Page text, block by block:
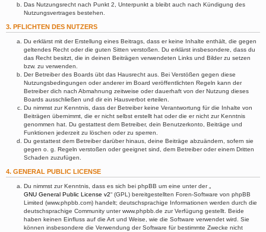
Das Nutzungsrecht nach Punkt 2, Unterpunkt a bleibt auch nach Kündigung des
Nutzungsvertrages bestehen.
3. PFLICHTEN DES NUTZERS
Du erklärst mit der Erstellung eines Beitrags, dass er keine Inhalte enthält, die gegen
geltendes Recht oder die guten Sitten verstoßen. Du erklärst insbesondere, dass du
das Recht besitzt, die in deinen Beiträgen verwendeten Links und Bilder zu setzen
bzw. zu verwenden.
Der Betreiber des Boards übt das Hausrecht aus. Bei Verstößen gegen diese
Nutzungsbedingungen oder anderer im Board veröffentlichten Regeln kann der
Betreiber dich nach Abmahnung zeitweise oder dauerhaft von der Nutzung dieses
Boards ausschließen und dir ein Hausverbot erteilen.
Du nimmst zur Kenntnis, dass der Betreiber keine Verantwortung für die Inhalte von
Beiträgen übernimmt, die er nicht selbst erstellt hat oder die er nicht zur Kenntnis
genommen hat. Du gestattest dem Betreiber, dein Benutzerkonto, Beiträge und
Funktionen jederzeit zu löschen oder zu sperren.
Du gestattest dem Betreiber darüber hinaus, deine Beiträge abzuändern, sofern sie
gegen o. g. Regeln verstoßen oder geeignet sind, dem Betreiber oder einem Dritten
Schaden zuzufügen.
4. GENERAL PUBLIC LICENSE
Du nimmst zur Kenntnis, dass es sich bei phpBB um eine unter der „
GNU General Public License v2“ (GPL) bereitgestellten Foren-Software von phpBB
Limited (www.phpbb.com) handelt; deutschsprachige Informationen werden durch die
deutschsprachige Community unter www.phpbb.de zur Verfügung gestellt. Beide
haben keinen Einfluss auf die Art und Weise, wie die Software verwendet wird. Sie
können insbesondere die Verwendung der Software für bestimmte Zwecke nicht